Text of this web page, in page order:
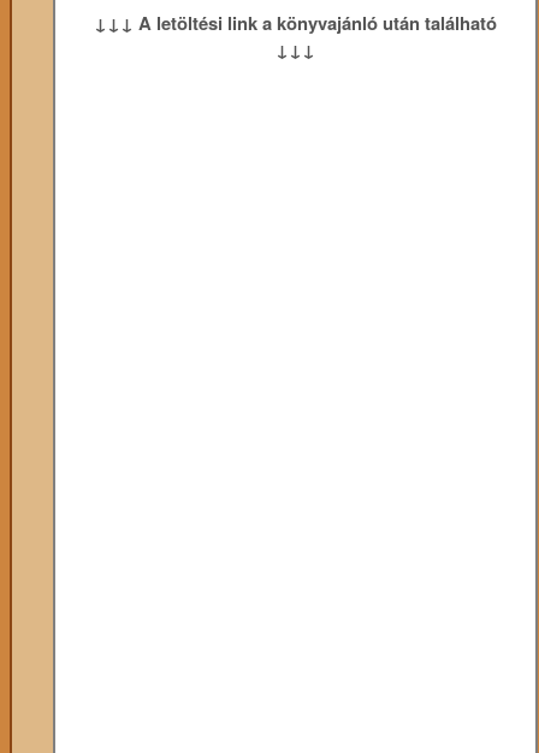
↓↓↓ A letöltési link a könyvajánló után található
↓↓↓